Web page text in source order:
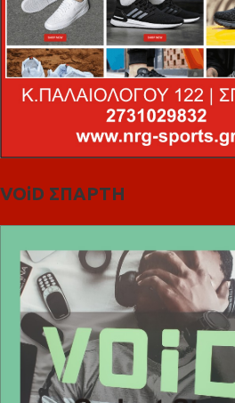
VOiD ΣΠΑΡΤΗ